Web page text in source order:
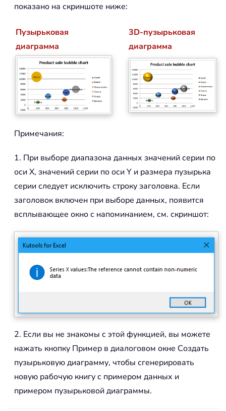
показано на скриншоте ниже:
Пузырьковая
диаграмма
3D-пузырьковая
диаграмма
Примечания:
1. При выборе диапазона данных значений серии по
оси X, значений серии по оси Y и размера пузырька
серии следует исключить строку заголовка. Если
заголовок включен при выборе данных, появится
всплывающее окно с напоминанием, см. скриншот:
2. Если вы не знакомы с этой функцией, вы можете
нажать кнопку Пример в диалоговом окне Создать
пузырьковую диаграмму, чтобы сгенерировать
новую рабочую книгу с примером данных и
примером пузырьковой диаграммы.